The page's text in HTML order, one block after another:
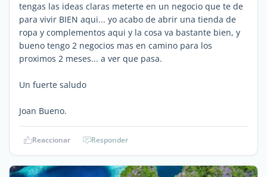
tengas las ideas claras meterte en un negocio que te de
para vivir BIEN aqui... yo acabo de abrir una tienda de
ropa y complementos aqui y la cosa va bastante bien, y
bueno tengo 2 negocios mas en camino para los
proximos 2 meses... a ver que pasa.
Un fuerte saludo
Joan Bueno.
Reaccionar Responder